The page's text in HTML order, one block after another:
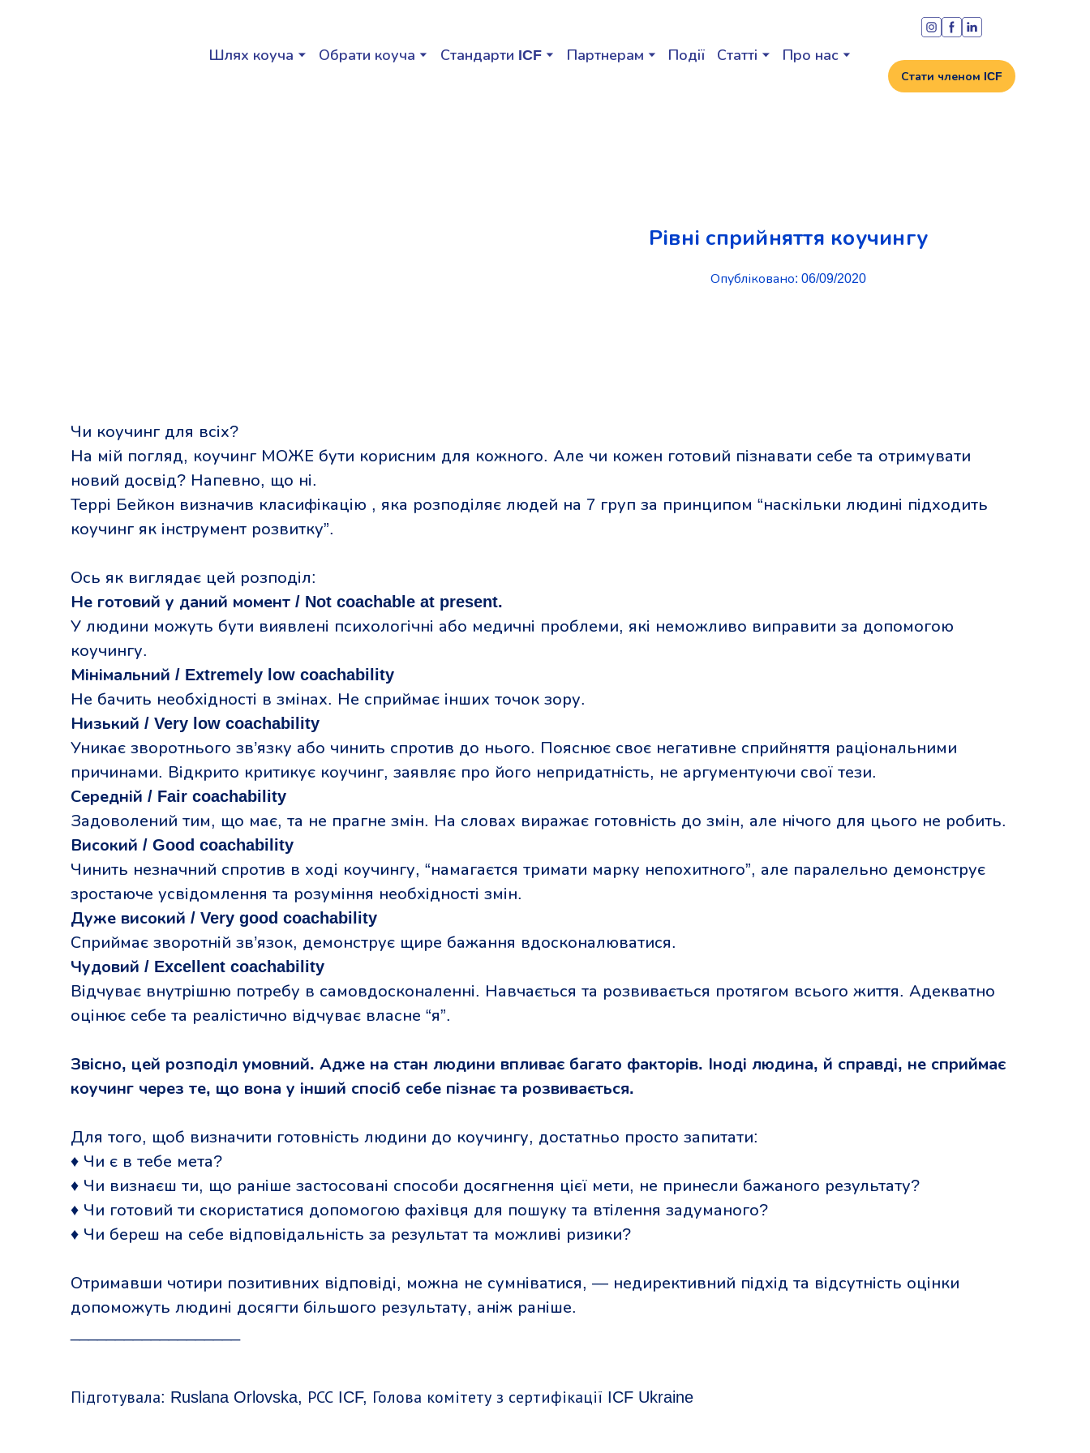
Шлях коуча Обрати коуча Стандарти ICF Партнерам Події Статті Про нас
Стати членом ICF
Рівні сприйняття коучингу
Опубліковано: 06/09/2020
Чи коучинг для всіх?
На мій погляд, коучинг МОЖЕ бути корисним для кожного. Але чи кожен готовий пізнавати себе та отримувати
новий досвід? Напевно, що ні.
Террі Бейкон визначив класифікацію , яка розподіляє людей на 7 груп за принципом “наскільки людині підходить
коучинг як інструмент розвитку”.
Ось як виглядає цей розподіл:
Не готовий у даний момент / Not coachable at present.
У людини можуть бути виявлені психологічні або медичні проблеми, які неможливо виправити за допомогою
коучингу.
Мінімальний / Extremely low coachability
Не бачить необхідності в змінах. Не сприймає інших точок зору.
Низький / Very low coachability
Уникає зворотнього зв’язку або чинить спротив до нього. Пояснює своє негативне сприйняття раціональними
причинами. Відкрито критикує коучинг, заявляє про його непридатність, не аргументуючи свої тези.
Середній / Fair coachability
Задоволений тим, що має, та не прагне змін. На словах виражає готовність до змін, але нічого для цього не робить.
Високий / Good coachability
Чинить незначний спротив в ході коучингу, “намагаєтся тримати марку непохитного”, але паралельно демонструє
зростаюче усвідомлення та розуміння необхідності змін.
Дуже високий / Very good coachability
Сприймає зворотній зв’язок, демонструє щире бажання вдосконалюватися.
Чудовий / Excellent coachability
Відчуває внутрішню потребу в самовдосконаленні. Навчається та розвивається протягом всього життя. Адекватно
оцінює себе та реалістично відчуває власне “я”.
Звісно, цей розподіл умовний. Адже на стан людини впливає багато факторів. Іноді людина, й справді, не сприймає
коучинг через те, що вона у інший спосіб себе пізнає та розвивається.
Для того, щоб визначити готовність людини до коучингу, достатньо просто запитати:
♦ Чи є в тебе мета?
♦ Чи визнаєш ти, що раніше застосовані способи досягнення цієї мети, не принесли бажаного результату?
♦ Чи готовий ти скористатися допомогою фахівця для пошуку та втілення задуманого?
♦ Чи береш на себе відповідальність за результат та можливі ризики?
Отримавши чотири позитивних відповіді, можна не сумніватися, — недирективний підхід та відсутність оцінки
допоможуть людині досягти більшого результату, аніж раніше.
Підготувала: Ruslana Orlovska, РСС ICF, Голова комітету з сертифікації ICF Ukraine